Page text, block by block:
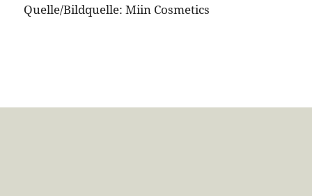
Quelle/Bildquelle: Miin Cosmetics